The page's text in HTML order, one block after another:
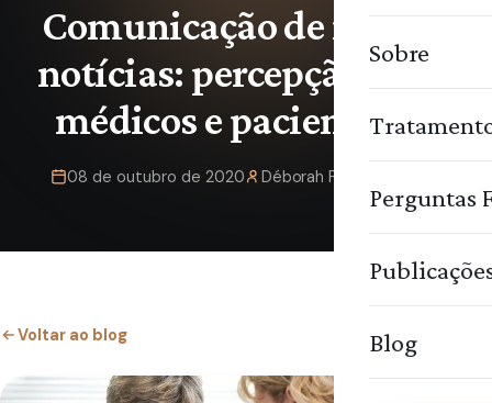
Sobre
Perguntas
Blog
Comunicação de más
notícias: percepção de
médicos e pacientes
08 de outubro de 2020 Déborah Pimentel
Voltar ao blog